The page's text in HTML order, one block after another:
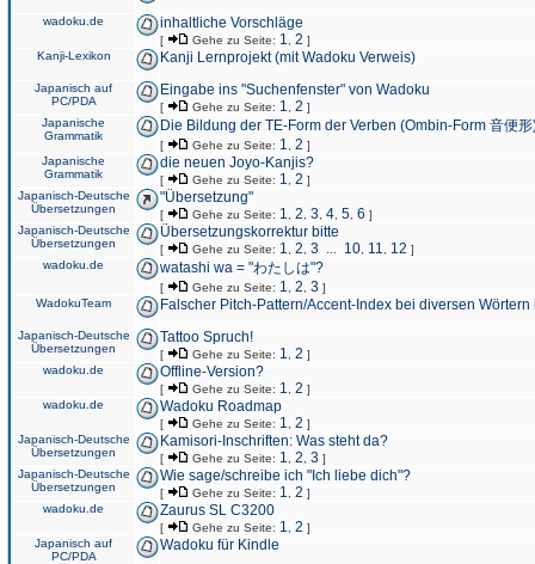
wadoku.de inhaltliche Vorschläge
[ Gehe zu Seite: 1 2 ]
Kanji-Lexikon
Kanji Lernprojekt (mit Wadoku Verweis)
Japanisch auf
PC/PDA
Eingabe ins "Suchenfenster" von Wadoku
[ Gehe zu Seite: 1 2 ]
Japanische
Grammatik
Die Bildung der TE-Form der Verben (Ombin-Form 音便形
[ Gehe zu Seite: 1 2 ]
Japanische
Grammatik
die neuen Joyo-Kanjis?
[ Gehe zu Seite: 1 2 ]
Japanisch-Deutsche
Übersetzungen
"Übersetzung"
[ Gehe zu Seite: 1 2 3 4 5 6 ]
Japanisch-Deutsche
Übersetzungen
Übersetzungskorrektur bitte
[ Gehe zu Seite: 1 2 3 10 11 12 ]
wadoku.de
watashi wa = "わたしは"?
[ Gehe zu Seite: 1 2 3 ]
WadokuTeam
Falscher Pitch-Pattern/Accent-Index bei diversen
Japanisch-Deutsche
Übersetzungen
Tattoo Spruch!
[ Gehe zu Seite: 1 2 ]
wadoku.de
Offline-Version?
[ Gehe zu Seite: 1 2 ]
wadoku.de
Wadoku Roadmap
[ Gehe zu Seite: 1 2 ]
Japanisch-Deutsche
Übersetzungen
Kamisori-Inschriften: Was steht da?
[ Gehe zu Seite: 1 2 3 ]
Japanisch-Deutsche
Übersetzungen
Wie sage/schreibe ich "Ich liebe dich"?
[ Gehe zu Seite: 1 2 ]
wadoku.de
Zaurus SL C3200
[ Gehe zu Seite: 1 2 ]
Japanisch auf
PC/PDA
Wadoku für Kindle